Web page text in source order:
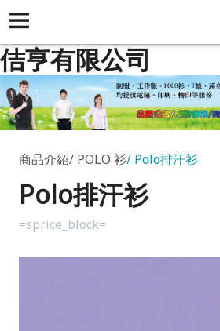
佶亨有限公司
商品介紹 POLO 衫 Polo排汗衫
Polo排汗衫
=sprice_block=